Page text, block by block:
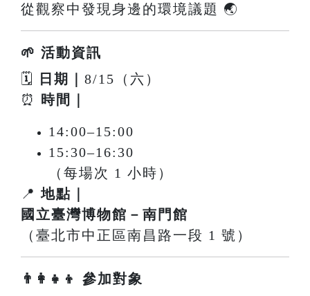
從觀察中發現身邊的環境議題 🌏
🌱 活動資訊
🗓
日期｜ 8/15（六）
⏰
時間｜
14:00–15:00
15:30–16:30
（每場次 1 小時）
📍地點｜
國立臺灣博物館－南門館
（臺北市中正區南昌路一段 1 號）
👨‍👩‍👧‍👦 參加對象